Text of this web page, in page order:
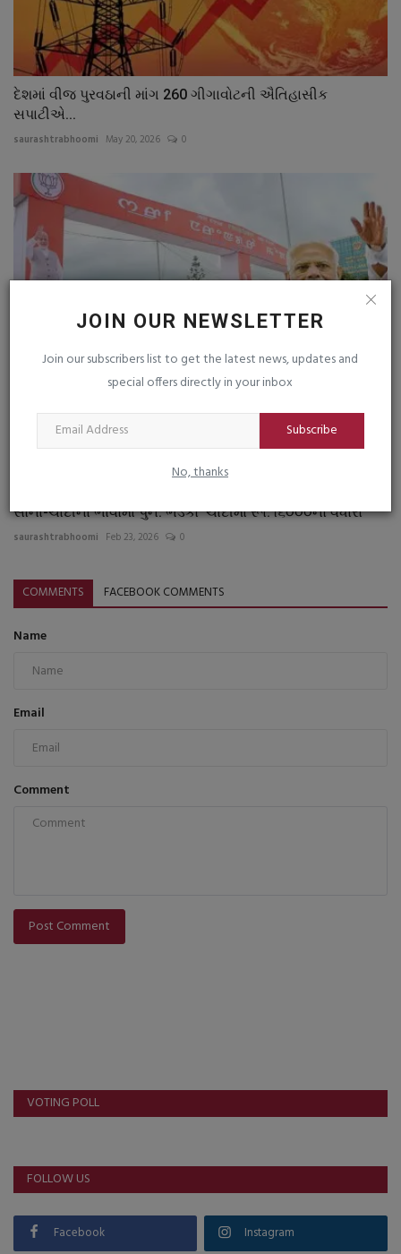
JOIN OUR NEWSLETTER
Join our subscribers list to get the latest news, updates and
special offers directly in your inbox
Subscribe
No, thanks
દેશમાં વીજ પુરવઠાની માંગ 260 ગીગાવોટની ઐતિહાસીક
સપાટીએ...
saurashtrabhoomi May 20, 2026 0
વડાપ્રધાન મોદી આજે હિંસાગ્રસ્ત મણીપુરની મુલાકાતે
સોના-ચાંદીના ભાવોમાં પુન: ભડકો ચાંદીમાં રૂા.૧૬૦૦૦નો વધારો
saurashtrabhoomi Feb 23, 2026 0
COMMENTS FACEBOOK COMMENTS
Name
Email
Comment
Post Comment
VOTING POLL
FOLLOW US
Facebook Instagram